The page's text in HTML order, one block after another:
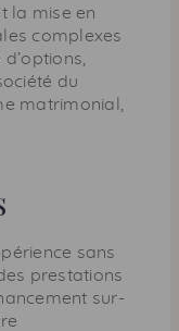
la mise en
complexes
du
matrimonial,
sans
prestations
sur-